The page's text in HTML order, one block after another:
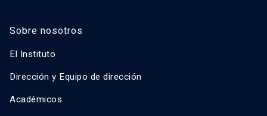
Sobre nosotros
El Instituto
Dirección y Equipo de dirección
Académicos